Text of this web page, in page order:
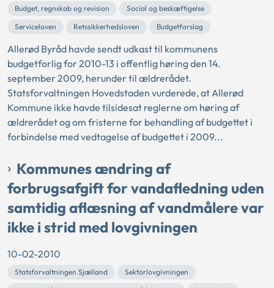
Budget, regnskab og revision
Social og beskæftigelse
Serviceloven
Retssikkerhedsloven Budgetforslag
Allerød Byråd havde sendt udkast til kommunens
budgetforlig for 2010-13 i offentlig høring den 14.
september 2009, herunder til ældrerådet.
Statsforvaltningen Hovedstaden vurderede, at Allerød
Kommune ikke havde tilsidesat reglerne om høring af
ældrerådet og om fristerne for behandling af budgettet i
forbindelse med vedtagelse af budgettet i 2009...
Kommunes ændring af
forbrugsafgift for vandafledning uden
samtidig aflæsning af vandmålere var
ikke i strid med lovgivningen
10-02-2010
Statsforvaltningen Sjælland
Sektorlovgivningen